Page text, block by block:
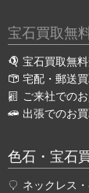
宝石買取無
宝石買取無
宅配・郵送
ご来社での
出張でのお
色石・宝石
ネックレス